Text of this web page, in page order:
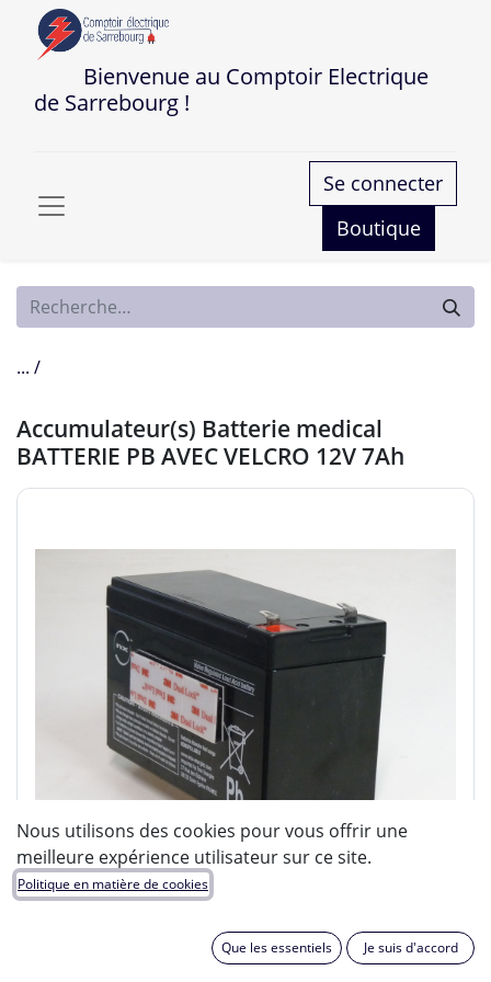
Bienvenue au Comptoir Electrique
de Sarrebourg !
Se connecter
Boutique
... /
Accumulateur(s) Batterie medical
BATTERIE PB AVEC VELCRO 12V 7Ah
Nous utilisons des cookies pour vous offrir une
meilleure expérience utilisateur sur ce site.
Politique en matière de cookies
Que les essentiels Je suis d'accord